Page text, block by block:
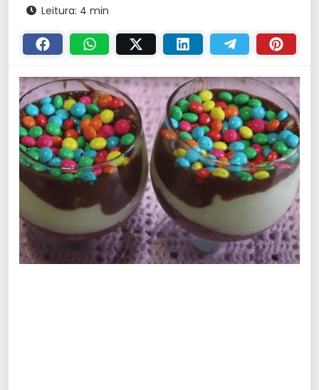
Leitura: 4 min